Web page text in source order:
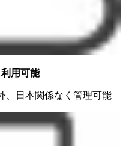
用可能
、日本関係なく管理可能